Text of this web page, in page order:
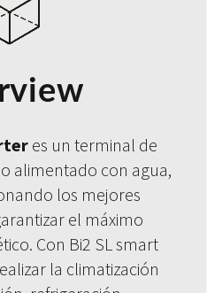
es un terminal de
alimentado con agua,
los mejores
el máximo
Con Bi2 SL smart
la climatización